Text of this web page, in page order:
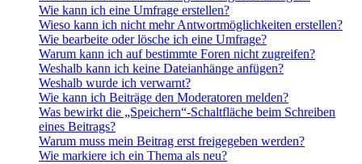
Wie kann ich eine Umfrage erstellen?
Wieso kann ich nicht mehr Antwortmöglichkeiten erstellen?
Wie bearbeite oder lösche ich eine Umfrage?
Warum kann ich auf bestimmte Foren nicht zugreifen?
Weshalb kann ich keine Dateianhänge anfügen?
Weshalb wurde ich verwarnt?
Wie kann ich Beiträge den Moderatoren melden?
Was bewirkt die „Speichern“-Schaltfläche beim Schreiben
eines Beitrags?
Warum muss mein Beitrag erst freigegeben werden?
Wie markiere ich ein Thema als neu?